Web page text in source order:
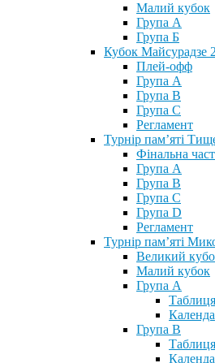
Малий кубок
Група А
Група Б
Кубок Майсурадзе
Плей-офф
Група А
Група В
Група С
Регламент
Турнір пам’яті
Фінальна
Група А
Група В
Група С
Група D
Регламент
Турнір пам’яті
Великий
Малий кубок
Група А
Таблиця
Група В
Таблиця